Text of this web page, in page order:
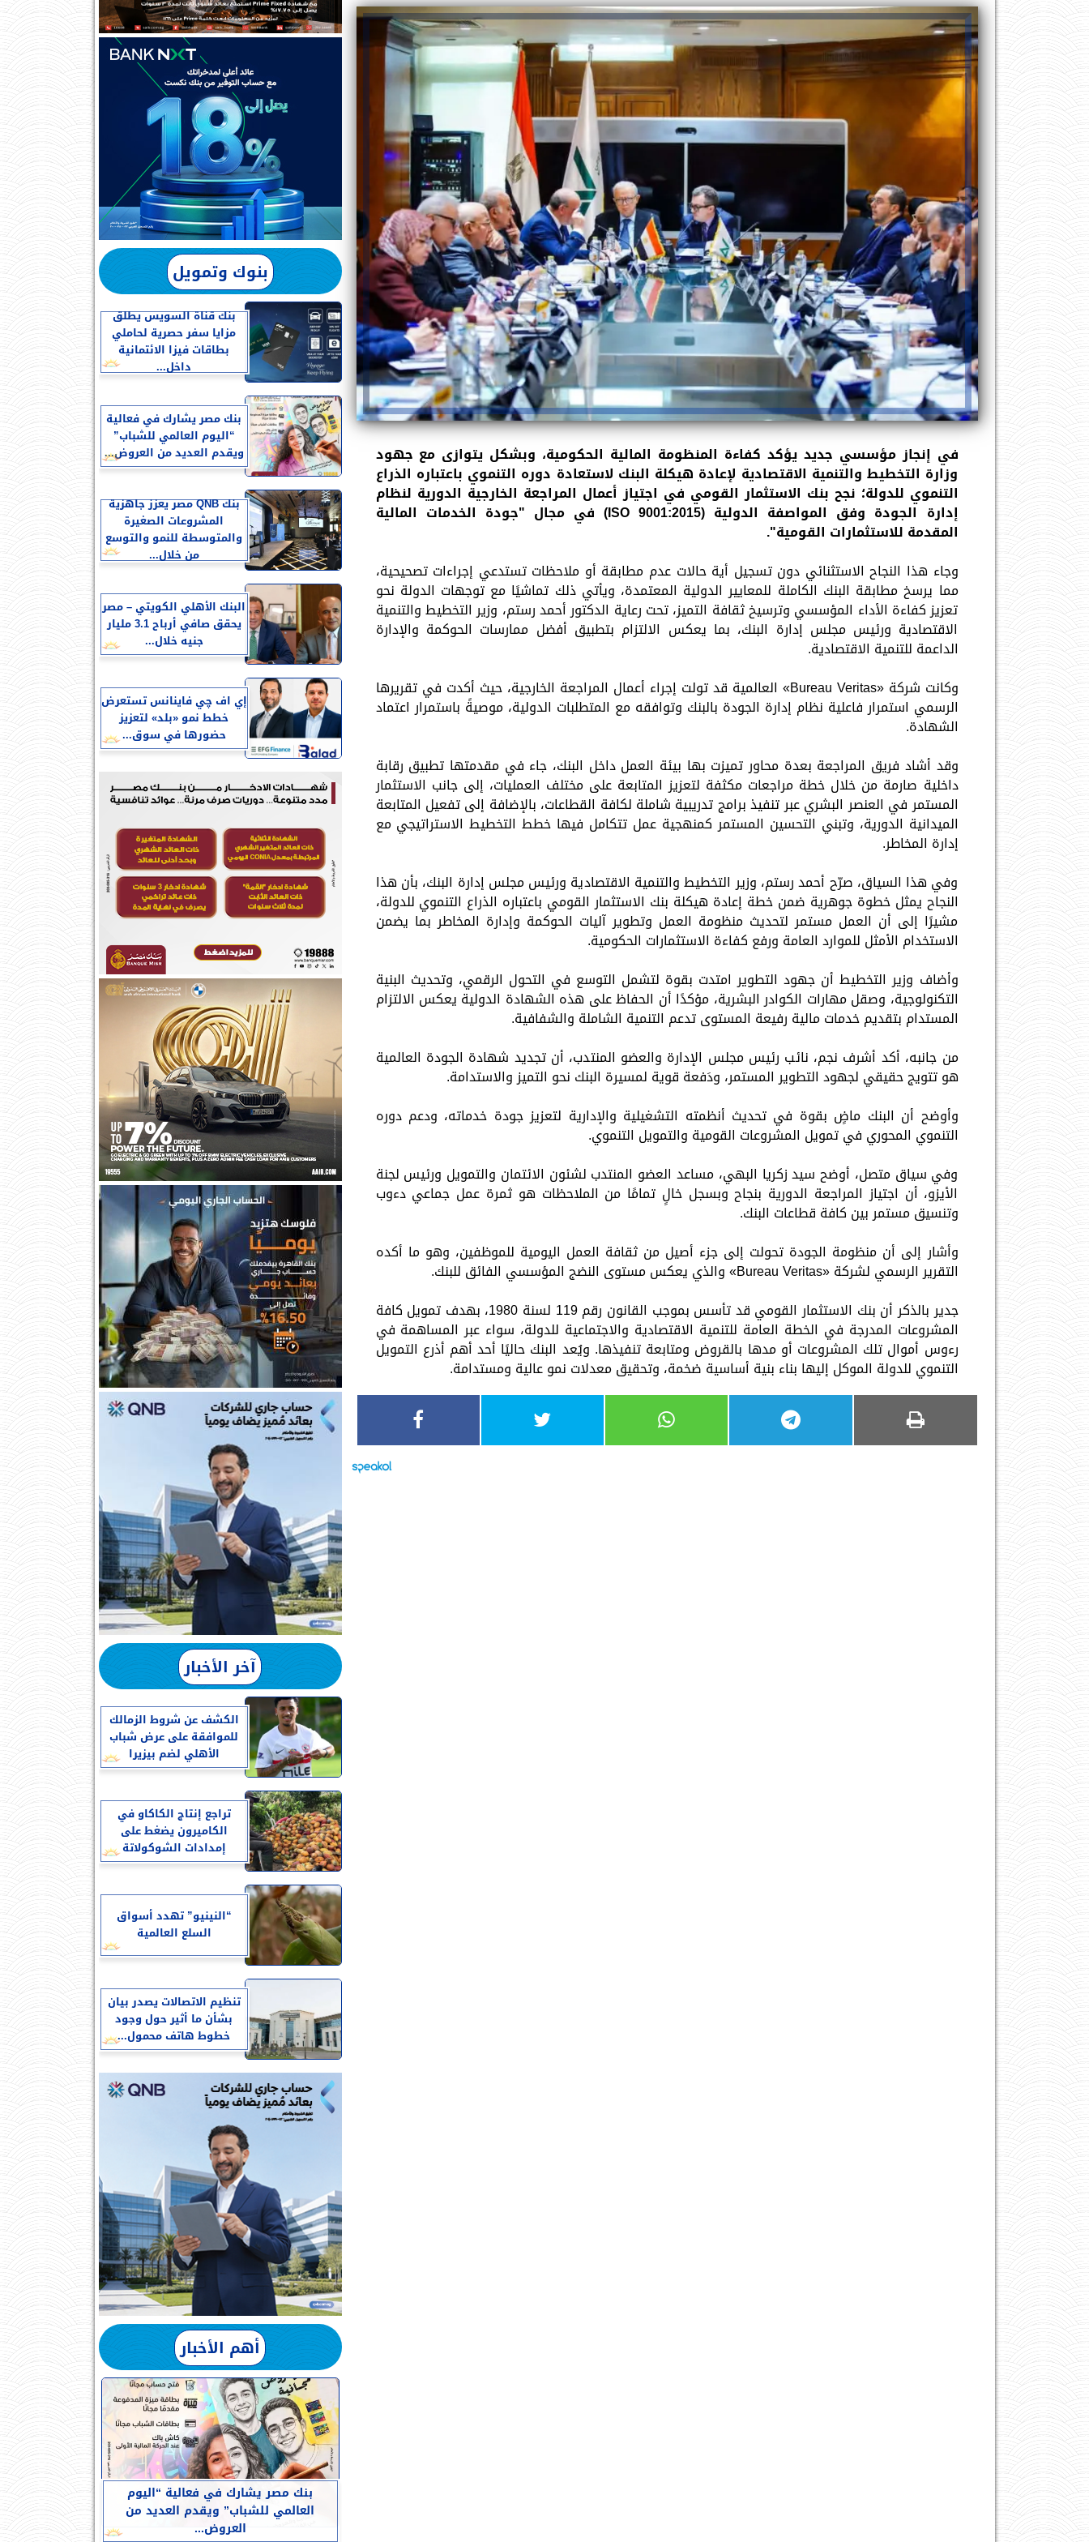
في إنجاز مؤسسي جديد يؤكد كفاءة المنظومة المالية الحكومية، وبشكل يتوازى مع جهود
وزارة التخطيط والتنمية الاقتصادية لإعادة هيكلة البنك لاستعادة دوره التنموي باعتباره الذراع
التنموي للدولة؛ نجح بنك الاستثمار القومي في اجتياز أعمال المراجعة الخارجية الدورية لنظام
إدارة الجودة وفق المواصفة الدولية (ISO 9001:2015) في مجال "جودة الخدمات المالية
المقدمة للاستثمارات القومية".
وجاء هذا النجاح الاستثنائي دون تسجيل أية حالات عدم مطابقة أو ملاحظات تستدعي إجراءات تصحيحية،
مما يرسخ مطابقة البنك الكاملة للمعايير الدولية المعتمدة، ويأتي ذلك تماشيًا مع توجهات الدولة نحو
تعزيز كفاءة الأداء المؤسسي وترسيخ ثقافة التميز، تحت رعاية الدكتور أحمد رستم، وزير التخطيط والتنمية
الاقتصادية ورئيس مجلس إدارة البنك، بما يعكس الالتزام بتطبيق أفضل ممارسات الحوكمة والإدارة
الداعمة للتنمية الاقتصادية.
وكانت شركة «Bureau Veritas» العالمية قد تولت إجراء أعمال المراجعة الخارجية، حيث أكدت في تقريرها
الرسمي استمرار فاعلية نظام إدارة الجودة بالبنك وتوافقه مع المتطلبات الدولية، موصيةً باستمرار اعتماد
الشهادة.
وقد أشاد فريق المراجعة بعدة محاور تميزت بها بيئة العمل داخل البنك، جاء في مقدمتها تطبيق رقابة
داخلية صارمة من خلال خطة مراجعات مكثفة لتعزيز المتابعة على مختلف العمليات، إلى جانب الاستثمار
المستمر في العنصر البشري عبر تنفيذ برامج تدريبية شاملة لكافة القطاعات، بالإضافة إلى تفعيل المتابعة
الميدانية الدورية، وتبني التحسين المستمر كمنهجية عمل تتكامل فيها خطط التخطيط الاستراتيجي مع
إدارة المخاطر.
وفي هذا السياق، صرّح أحمد رستم، وزير التخطيط والتنمية الاقتصادية ورئيس مجلس إدارة البنك، بأن هذا
النجاح يمثل خطوة جوهرية ضمن خطة إعادة هيكلة بنك الاستثمار القومي باعتباره الذراع التنموي للدولة،
مشيرًا إلى أن العمل مستمر لتحديث منظومة العمل وتطوير آليات الحوكمة وإدارة المخاطر بما يضمن
الاستخدام الأمثل للموارد العامة ورفع كفاءة الاستثمارات الحكومية.
وأضاف وزير التخطيط أن جهود التطوير امتدت بقوة لتشمل التوسع في التحول الرقمي، وتحديث البنية
التكنولوجية، وصقل مهارات الكوادر البشرية، مؤكدًا أن الحفاظ على هذه الشهادة الدولية يعكس الالتزام
المستدام بتقديم خدمات مالية رفيعة المستوى تدعم التنمية الشاملة والشفافية.
من جانبه، أكد أشرف نجم، نائب رئيس مجلس الإدارة والعضو المنتدب، أن تجديد شهادة الجودة العالمية
هو تتويج حقيقي لجهود التطوير المستمر، ودَفعة قوية لمسيرة البنك نحو التميز والاستدامة.
وأوضح أن البنك ماضٍ بقوة في تحديث أنظمته التشغيلية والإدارية لتعزيز جودة خدماته، ودعم دوره
التنموي المحوري في تمويل المشروعات القومية والتمويل التنموي.
وفي سياق متصل، أوضح سيد زكريا البهي، مساعد العضو المنتدب لشئون الائتمان والتمويل ورئيس لجنة
الأيزو، أن اجتياز المراجعة الدورية بنجاح وبسجل خالٍ تمامًا من الملاحظات هو ثمرة عمل جماعي دءوب
وتنسيق مستمر بين كافة قطاعات البنك.
وأشار إلى أن منظومة الجودة تحولت إلى جزء أصيل من ثقافة العمل اليومية للموظفين، وهو ما أكده
التقرير الرسمي لشركة «Bureau Veritas» والذي يعكس مستوى النضج المؤسسي الفائق للبنك.
جدير بالذكر أن بنك الاستثمار القومي قد تأسس بموجب القانون رقم 119 لسنة 1980، بهدف تمويل كافة
المشروعات المدرجة في الخطة العامة للتنمية الاقتصادية والاجتماعية للدولة، سواء عبر المساهمة في
رءوس أموال تلك المشروعات أو مدها بالقروض ومتابعة تنفيذها. ويُعد البنك حاليًا أحد أهم أذرع التمويل
التنموي للدولة الموكل إليها بناء بنية أساسية ضخمة، وتحقيق معدلات نمو عالية ومستدامة.
بنوك وتمويل
بنك قناة السويس يطلق
مزايا سفر حصرية لحاملي
بطاقات فيزا الائتمانية
داخل...
بنك مصر يشارك في فعالية
“اليوم العالمي للشباب”
ويقدم العديد من العروض...
بنك QNB مصر يعزز جاهزية
المشروعات الصغيرة
والمتوسطة للنمو والتوسع
من خلال...
البنك الأهلي الكويتي – مصر
يحقق صافي أرباح 3.1 مليار
جنيه خلال...
إي اف چي فاينانس تستعرض
خطط نمو «بلد» لتعزيز
حضورها في سوق...
آخر الأخبار
الكشف عن شروط الزمالك
للموافقة على عرض شباب
الأهلي لضم بيزيرا
تراجع إنتاج الكاكاو في
الكاميرون يضغط على
إمدادات الشوكولاتة
“النينيو” تهدد أسواق
السلع العالمية
تنظيم الاتصالات يصدر بيان
بشأن ما أثير حول وجود
خطوط هاتف محمول...
أهم الأخبار
بنك مصر يشارك في فعالية “اليوم
العالمي للشباب” ويقدم العديد من
العروض...